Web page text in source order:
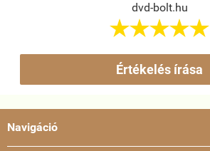
dvd-bolt.hu

Értékelés írása
Navigáció